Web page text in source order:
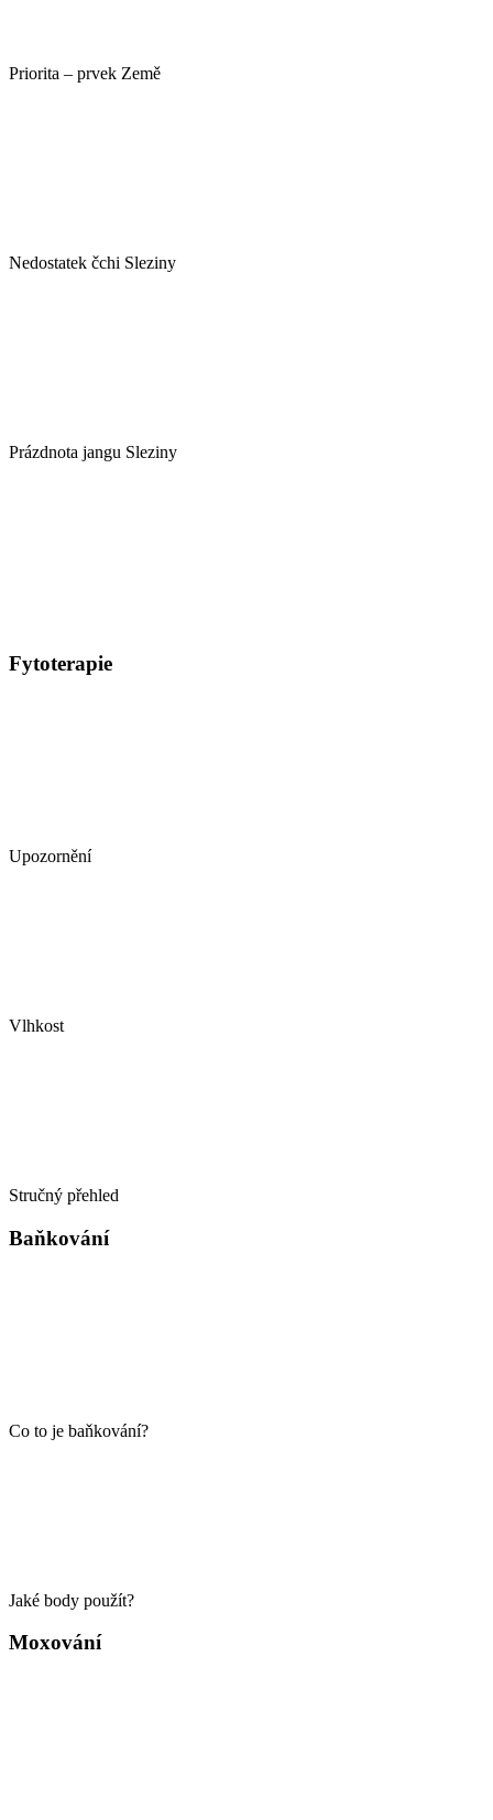
Priorita – prvek Země
Nedostatek čchi Sleziny
Prázdnota jangu Sleziny
Fytoterapie
Upozornění
Vlhkost
Stručný přehled
Baňkování
Co to je baňkování?
Jaké body použít?
Moxování